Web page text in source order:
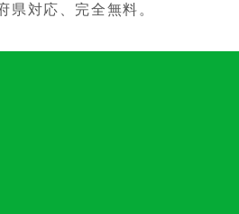
県対応、完全無料。